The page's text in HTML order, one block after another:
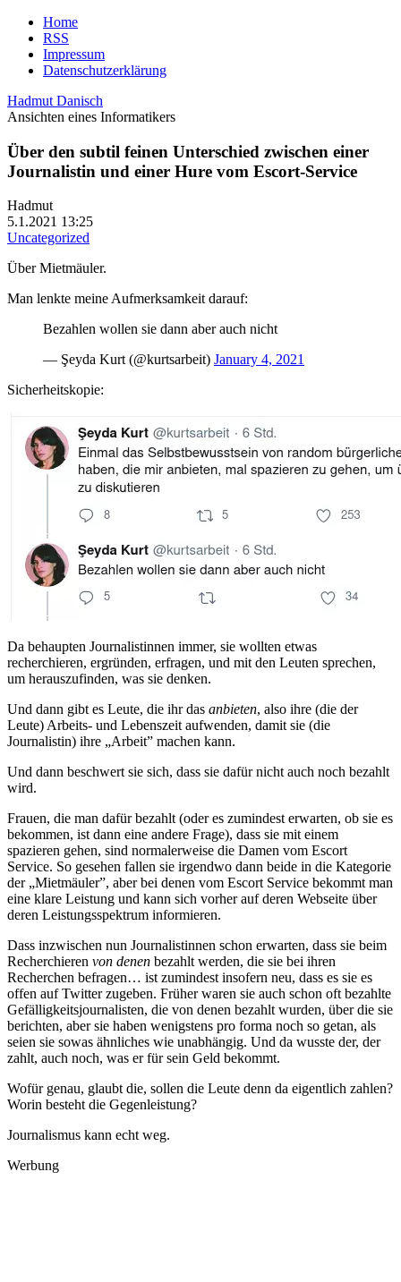
Home
RSS
Impressum
Datenschutzerklärung
Hadmut Danisch
Ansichten eines Informatikers
Über den subtil feinen Unterschied zwischen einer
Journalistin und einer Hure vom Escort-Service
Hadmut
5.1.2021 13:25
Uncategorized
Über Mietmäuler.
Man lenkte meine Aufmerksamkeit darauf:
Bezahlen wollen sie dann aber auch nicht
— Şeyda Kurt (@kurtsarbeit) January 4, 2021
Sicherheitskopie:
Da behaupten Journalistinnen immer, sie wollten etwas
recherchieren, ergründen, erfragen, und mit den Leuten sprechen,
um herauszufinden, was sie denken.
Und dann gibt es Leute, die ihr das anbieten, also ihre (die der
Leute) Arbeits- und Lebenszeit aufwenden, damit sie (die
Journalistin) ihre „Arbeit” machen kann.
Und dann beschwert sie sich, dass sie dafür nicht auch noch bezahlt
wird.
Frauen, die man dafür bezahlt (oder es zumindest erwarten, ob sie es
bekommen, ist dann eine andere Frage), dass sie mit einem
spazieren gehen, sind normalerweise die Damen vom Escort
Service. So gesehen fallen sie irgendwo dann beide in die Kategorie
der „Mietmäuler”, aber bei denen vom Escort Service bekommt man
eine klare Leistung und kann sich vorher auf deren Webseite über
deren Leistungsspektrum informieren.
Dass inzwischen nun Journalistinnen schon erwarten, dass sie beim
Recherchieren von denen bezahlt werden, die sie bei ihren
Recherchen befragen… ist zumindest insofern neu, dass es sie es
offen auf Twitter zugeben. Früher waren sie auch schon oft bezahlte
Gefälligkeitsjournalisten, die von denen bezahlt wurden, über die sie
berichten, aber sie haben wenigstens pro forma noch so getan, als
seien sie sowas ähnliches wie unabhängig. Und da wusste der, der
zahlt, auch noch, was er für sein Geld bekommt.
Wofür genau, glaubt die, sollen die Leute denn da eigentlich zahlen?
Worin besteht die Gegenleistung?
Journalismus kann echt weg.
Werbung